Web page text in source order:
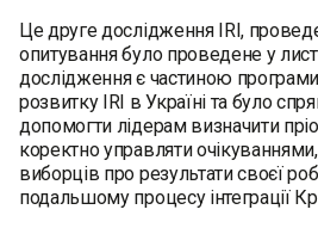
Це друге дослідження IRI,
опитування було проведене у
дослідження є частиною
розвитку IRI в Україні та було
допомогти лідерам визначити
коректно управляти
виборців про результати своєї
подальшому процесу інтеграції